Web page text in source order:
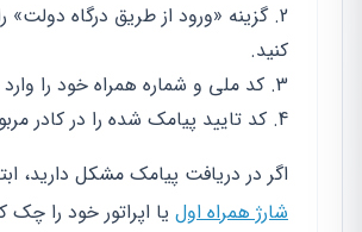
گزینه «ورود از طریق درگاه دولت»
کنید.
کد ملی و شماره همراه خود را وارد
کد تایید پیامک شده را در کادر
اگر در دریافت پیامک مشکل دارید،
شارژ همراه اول یا اپراتور خود را